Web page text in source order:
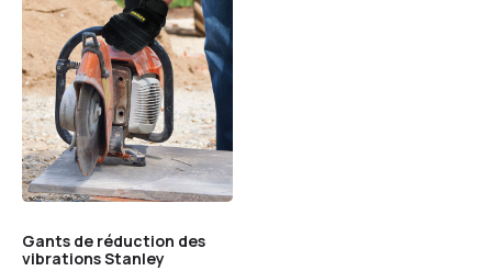
Gants de réduction des
vibrations Stanley